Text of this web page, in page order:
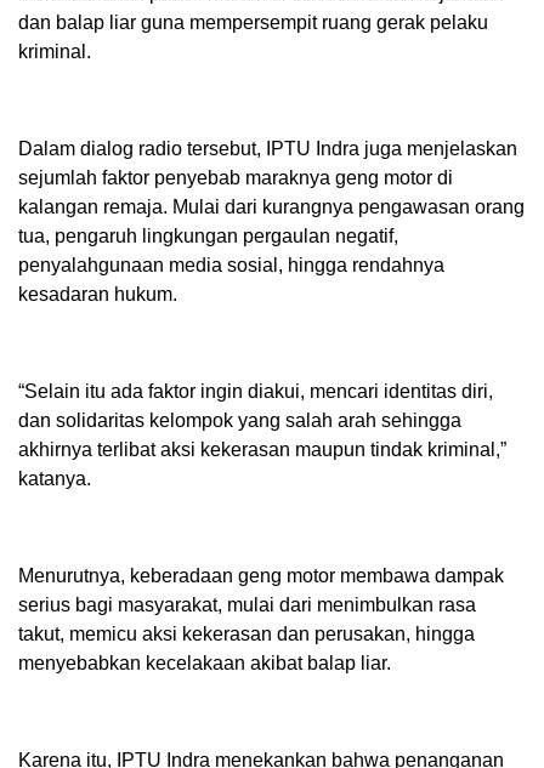
dan balap liar guna mempersempit ruang gerak pelaku
kriminal.
Dalam dialog radio tersebut, IPTU Indra juga menjelaskan
sejumlah faktor penyebab maraknya geng motor di
kalangan remaja. Mulai dari kurangnya pengawasan orang
tua, pengaruh lingkungan pergaulan negatif,
penyalahgunaan media sosial, hingga rendahnya
kesadaran hukum.
“Selain itu ada faktor ingin diakui, mencari identitas diri,
dan solidaritas kelompok yang salah arah sehingga
akhirnya terlibat aksi kekerasan maupun tindak kriminal,”
katanya.
Menurutnya, keberadaan geng motor membawa dampak
serius bagi masyarakat, mulai dari menimbulkan rasa
takut, memicu aksi kekerasan dan perusakan, hingga
menyebabkan kecelakaan akibat balap liar.
Karena itu, IPTU Indra menekankan bahwa penanganan